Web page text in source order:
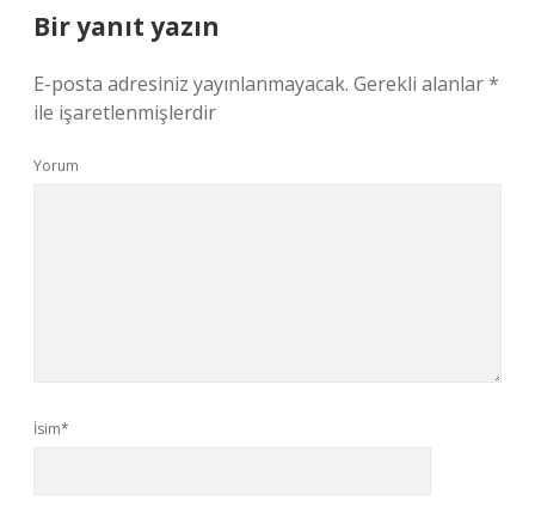
Bir yanıt yazın
E-posta adresiniz yayınlanmayacak. Gerekli alanlar*
ile işaretlenmişlerdir
Yorum
İsim*